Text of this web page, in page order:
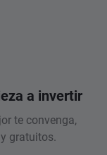
a invertir
te convenga,
gratuitos.